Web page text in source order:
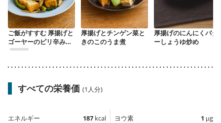
ご飯がすすむ 厚揚げと
ゴーヤーのピリ辛みそ
炒め
厚揚げとチンゲン菜と
きのこのうま煮
厚揚げのにんにくバタ
ーしょうゆ炒め
すべての栄養価 (1人分)
エネルギー 187 kcal
ヨウ素 1 µg